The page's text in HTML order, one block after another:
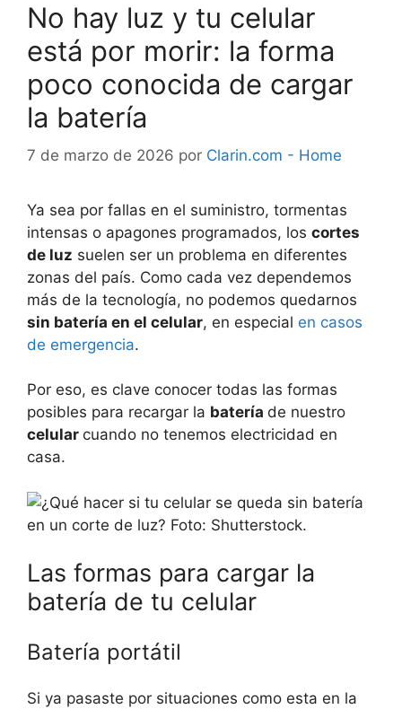
No hay luz y tu celular
está por morir: la forma
poco conocida de cargar
la batería
7 de marzo de 2026 por Clarin.com - Home
Ya sea por fallas en el suministro, tormentas
intensas o apagones programados, los cortes
de luz suelen ser un problema en diferentes
zonas del país. Como cada vez dependemos
más de la tecnología, no podemos quedarnos
sin batería en el celular, en especial en casos
de emergencia.
Por eso, es clave conocer todas las formas
posibles para recargar la batería de nuestro
celular cuando no tenemos electricidad en
casa.
Las formas para cargar la
batería de tu celular
Batería portátil
Si ya pasaste por situaciones como esta en la